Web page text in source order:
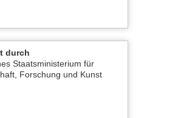
durch
Staatsministerium für
Forschung und Kunst